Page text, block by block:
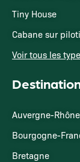
Tiny House
Cabane sur
Voir tous les
Auvergne-
Bourgogne-
Bretagne